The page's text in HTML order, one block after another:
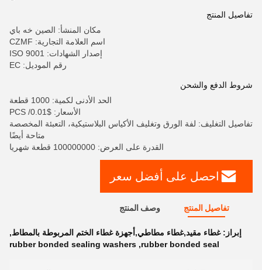
تفاصيل المنتج
مكان المنشأ: الصين خه باي
اسم العلامة التجارية: CZMF
إصدار الشهادات: ISO 9001
رقم الموديل: EC
شروط الدفع والشحن
الحد الأدنى لكمية: 1000 قطعة
الأسعار: $0.01/ PCS
تفاصيل التغليف: لفة الورق وتغليف الأكياس البلاستيكية، التعبئة المخصصة
متاحة أيضًا
القدرة على العرض: 100000000 قطعة شهريا
احصل على أفضل سعر
تفاصيل المنتج وصف المنتج
إبراز:غطاء مقيد,غطاء مطاطي,أجهزة غطاء الختم المربوطة بالمطاط,
rubber bonded seal
,
rubber bonded sealing washers